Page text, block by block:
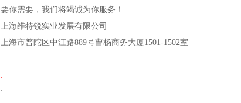
要你需要，我们将竭诚为你服务！
上海维特锐实业发展有限公司
上海市普陀区中江路889号曹杨商务大厦1501-1502室
:
: